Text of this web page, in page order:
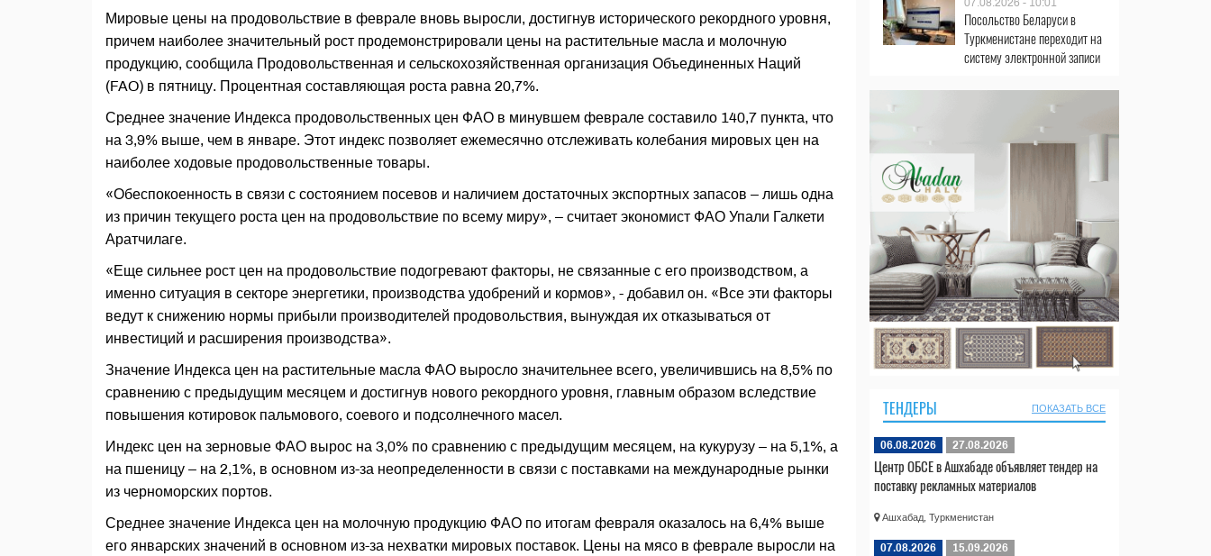
Мировые цены на продовольствие в феврале вновь выросли, достигнув исторического рекордного уровня,
причем наиболее значительный рост продемонстрировали цены на растительные масла и молочную
продукцию, сообщила Продовольственная и сельскохозяйственная организация Объединенных Наций
(FAO) в пятницу. Процентная составляющая роста равна 20,7%.
Среднее значение Индекса продовольственных цен ФАО в минувшем феврале составило 140,7 пункта, что
на 3,9% выше, чем в январе. Этот индекс позволяет ежемесячно отслеживать колебания мировых цен на
наиболее ходовые продовольственные товары.
«Обеспокоенность в связи с состоянием посевов и наличием достаточных экспортных запасов – лишь одна
из причин текущего роста цен на продовольствие по всему миру», – считает экономист ФАО Упали Галкети
Аратчилаге.
«Еще сильнее рост цен на продовольствие подогревают факторы, не связанные с его производством, а
именно ситуация в секторе энергетики, производства удобрений и кормов», - добавил он. «Все эти факторы
ведут к снижению нормы прибыли производителей продовольствия, вынуждая их отказыватьcя от
инвестиций и расширения производства».
Значение Индекса цен на растительные масла ФАО выросло значительнее всего, увеличившись на 8,5% по
сравнению с предыдущим месяцем и достигнув нового рекордного уровня, главным образом вследствие
повышения котировок пальмового, соевого и подсолнечного масел.
Индекс цен на зерновые ФАО вырос на 3,0% по сравнению с предыдущим месяцем, на кукурузу – на 5,1%, а
на пшеницу – на 2,1%, в основном из-за неопределенности в связи с поставками на международные рынки
из черноморских портов.
Среднее значение Индекса цен на молочную продукцию ФАО по итогам февраля оказалось на 6,4% выше
его январских значений в основном из-за нехватки мировых поставок. Цены на мясо в феврале выросли на
07.08.2026 - 10:01
Посольство Беларуси в
Туркменистане переходит на
систему электронной записи
ТЕНДЕРЫ ПОКАЗАТЬ ВСЕ
06.08.2026 27.08.2026
Центр ОБСЕ в Ашхабаде объявляет тендер на
поставку рекламных материалов
Ашхабад, Туркменистан
07.08.2026 15.09.2026